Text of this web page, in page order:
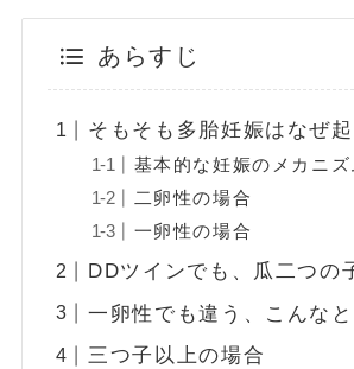
あらすじ
そもそも多胎妊娠はなぜ起
基本的な妊娠のメカニズ
二卵性の場合
一卵性の場合
DDツインでも、瓜二つの
一卵性でも違う、こんな
三つ子以上の場合